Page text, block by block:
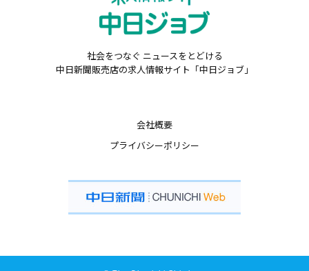
社会をつなぐ ニュースをとどける
中日新聞販売店の求人情報サイト「中日ジョブ」
会社概要
プライバシーポリシー